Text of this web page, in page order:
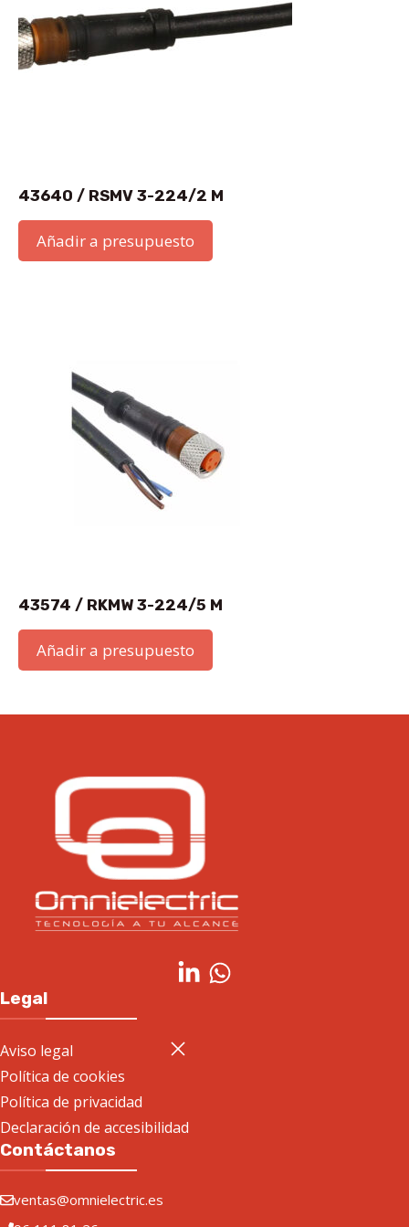
43640 / RSMV 3-224/2 M
Añadir a presupuesto
43574 / RKMW 3-224/5 M
Añadir a presupuesto
Legal
Aviso legal
Política de cookies
Política de privacidad
Declaración de accesibilidad
Contáctanos
ventas@omnielectric.es